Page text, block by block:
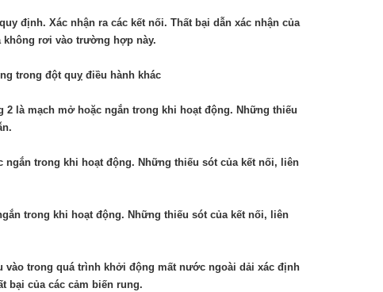
định. Xác nhận ra các kết nối. Thất bại dẫn xác nhận của
rơi vào trường hợp này.
trong đột quỵ điều hành khác
là mạch mở hoặc ngắn trong khi hoạt động. Những thiếu
ngắn trong khi hoạt động. Những thiếu sót của kết nối, liên
trong khi hoạt động. Những thiếu sót của kết nối, liên
trong quá trình khởi động mất nước ngoài dải xác định
bại của các cảm biến rung.